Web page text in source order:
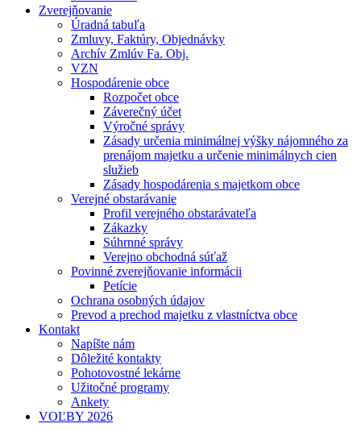
Zverejňovanie
Úradná tabuľa
Zmluvy, Faktúry, Objednávky
Archív Zmlúv Fa. Obj.
VZN
Hospodárenie obce
Rozpočet obce
Záverečný účet
Výročné správy
Zásady určenia minimálnej výšky nájomného za
prenájom majetku a určenie minimálnych cien
služieb
Zásady hospodárenia s majetkom obce
Verejné obstarávanie
Profil verejného obstarávateľa
Zákazky
Súhrnné správy
Verejno obchodná súťaž
Povinné zverejňovanie informácii
Petície
Ochrana osobných údajov
Prevod a prechod majetku z vlastníctva obce
Kontakt
Napíšte nám
Dôležité kontakty
Pohotovostné lekárne
Užitočné programy
Ankety
VOĽBY 2026